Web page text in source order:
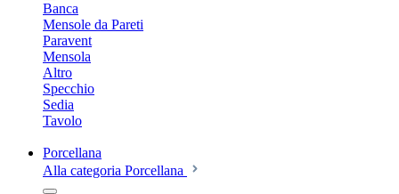
Banca
Mensole da Pareti
Paravent
Mensola
Altro
Specchio
Sedia
Tavolo
Porcellana
Alla categoria Porcellana